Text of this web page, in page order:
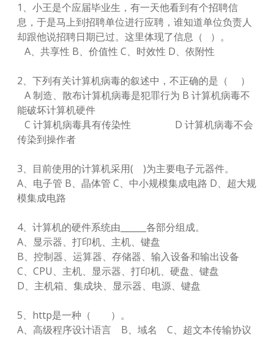
1、小王是个应届毕业生，有一天他看到有个招聘信
息，于是马上到招聘单位进行应聘，谁知道单位负责人
却跟他说招聘日期已过。这里体现了信息（ ）。
A、共享性 B、价值性 C、时效性 D、依附性
2、下列有关计算机病毒的叙述中，不正确的是（ ）
A 制造、散布计算机病毒是犯罪行为 B 计算机病毒不
能破坏计算机硬件
C 计算机病毒具有传染性 D 计算机病毒不会
传染到操作者
3、目前使用的计算机采用( )为主要电子元器件。
A、电子管 B、晶体管 C、中小规模集成电路 D、超大规
模集成电路
4、计算机的硬件系统由______各部分组成。
A、显示器、打印机、主机、键盘
B、控制器、运算器、存储器、输入设备和输出设备
C、CPU、主机、显示器、打印机、硬盘、键盘
D、主机箱、集成块、显示器、电源、键盘
5、http是一种（ ）。
A、高级程序设计语言 B、域名 C、超文本传输协议